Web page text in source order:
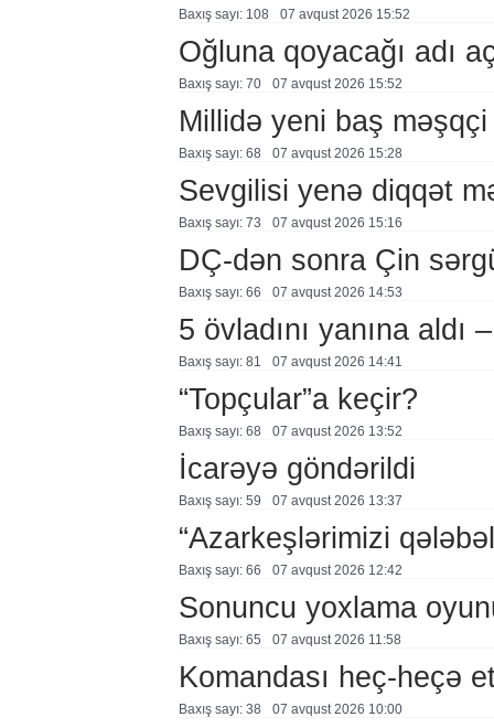
Baxış sayı: 108 07 avqust 2026 15:52
Oğluna qoyacağı adı
Baxış sayı: 70 07 avqust 2026 15:52
Millidə yeni baş məşqçi
Baxış sayı: 68 07 avqust 2026 15:28
Sevgilisi yenə diqqət
Baxış sayı: 73 07 avqust 2026 15:16
DÇ-dən sonra Çin
Baxış sayı: 66 07 avqust 2026 14:53
5 övladını yanına aldı
Baxış sayı: 81 07 avqust 2026 14:41
“Topçular”a keçir?
Baxış sayı: 68 07 avqust 2026 13:52
İcarəyə göndərildi
Baxış sayı: 59 07 avqust 2026 13:37
“Azarkeşlərimizi
Baxış sayı: 66 07 avqust 2026 12:42
Sonuncu yoxlama
Baxış sayı: 65 07 avqust 2026 11:58
Komandası heç-heçə
Baxış sayı: 38 07 avqust 2026 10:00